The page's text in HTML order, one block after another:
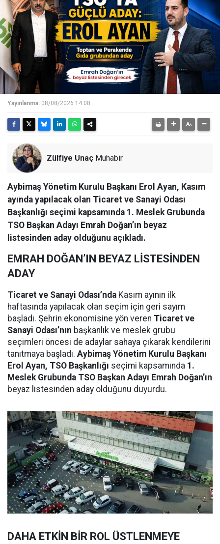
Yayınlanma: 08/08/2026 14:08
Zülfiye Unaç Muhabir
Aybimaş Yönetim Kurulu Başkanı Erol Ayan, Kasım
ayında yapılacak olan Ticaret ve Sanayi Odası
Başkanlığı seçimi kapsamında 1. Meslek Grubunda
TSO Başkan Adayı Emrah Doğan’ın beyaz
listesinden aday olduğunu açıkladı.
EMRAH DOĞAN’IN BEYAZ LİSTESİNDEN
ADAY
Ticaret ve Sanayi Odası’nda Kasım ayının ilk
haftasında yapılacak olan seçim için geri sayım
başladı. Şehrin ekonomisine yön veren Ticaret ve
Sanayi Odası’nın başkanlık ve meslek grubu
seçimleri öncesi de adaylar sahaya çıkarak kendilerini
tanıtmaya başladı. Aybimaş Yönetim Kurulu Başkanı
Erol Ayan, TSO Başkanlığı seçimi kapsamında 1.
Meslek Grubunda TSO Başkan Adayı Emrah Doğan’ın
beyaz listesinden aday olduğunu duyurdu.
DAHA ETKİN BİR ROL ÜSTLENMEYE